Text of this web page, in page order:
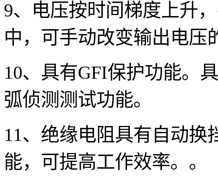
9、电压按时间梯度上升
中，可手动改变输出电压
10、具有GFI保护功能。
弧侦测测试功能。
11、绝缘电阻具有自动换
能，可提高工作效率。。